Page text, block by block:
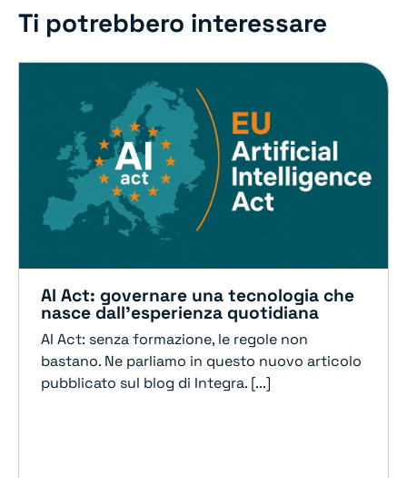
Ti potrebbero interessare
AI Act: governare una tecnologia che
nasce dall’esperienza quotidiana
AI Act: senza formazione, le regole non
bastano. Ne parliamo in questo nuovo articolo
pubblicato sul blog di Integra. [...]